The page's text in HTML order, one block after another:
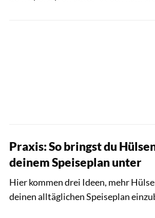
Praxis: So bringst du
deinem Speiseplan unter
Hier kommen drei Ideen, mehr
deinen alltäglichen Speiseplan